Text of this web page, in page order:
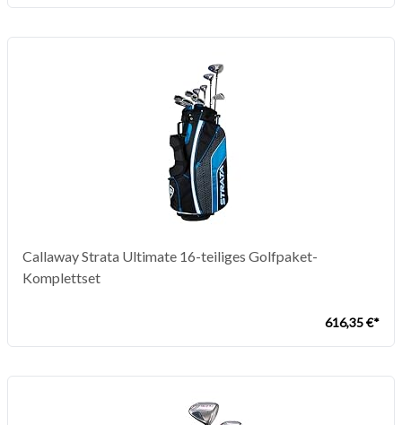
Callaway Strata Ultimate 16-teiliges Golfpaket-
Komplettset
616,35 €*